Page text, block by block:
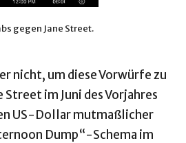
gegen Jane Street.
nicht, um diese Vorwürfe zu
im Juni des Vorjahres
US-Dollar mutmaßlicher
Dump“-Schema im